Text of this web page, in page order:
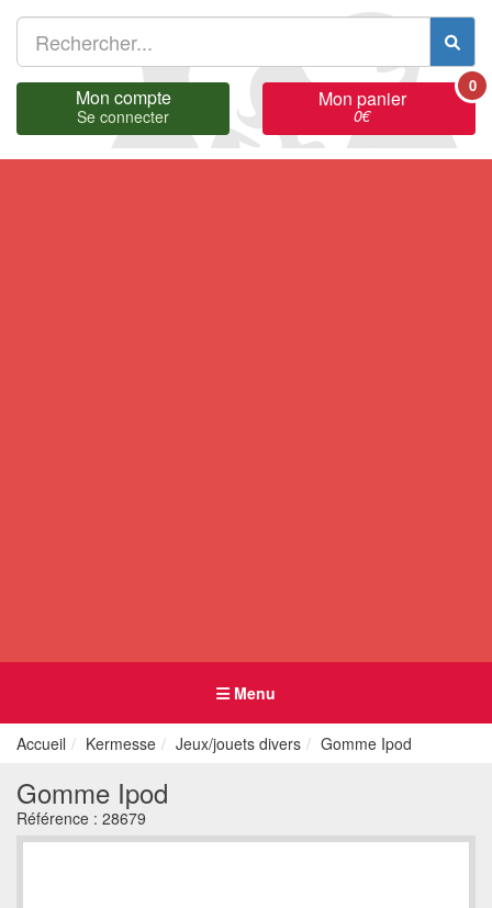
Mon compte
Se connecter
Mon panier
0€
0
Menu
Accueil Kermesse Jeux/jouets divers Gomme Ipod
Gomme Ipod
Référence : 28679